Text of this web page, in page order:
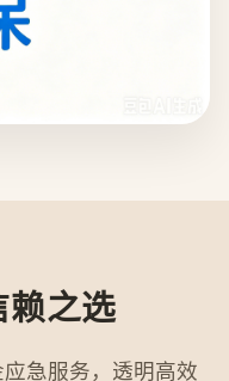
赖之选
急服务，透明高效